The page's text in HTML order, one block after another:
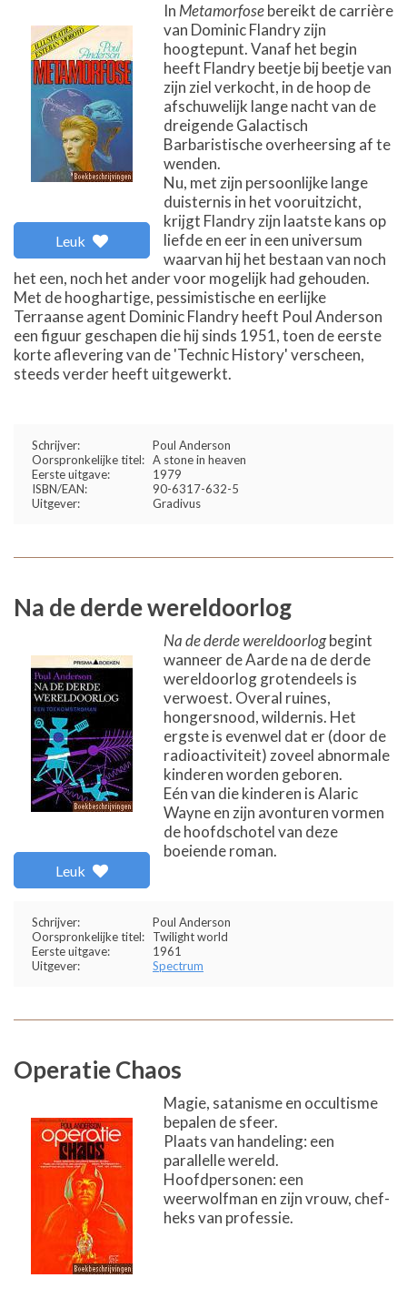
Leuk
In Metamorfosebereikt de carrière
van Dominic Flandry zijn
hoogtepunt. Vanaf het begin
heeft Flandry beetje bij beetje van
zijn ziel verkocht, in de hoop de
afschuwelijk lange nacht van de
dreigende Galactisch
Barbaristische overheersing af te
wenden.
Nu, met zijn persoonlijke lange
duisternis in het vooruitzicht,
krijgt Flandry zijn laatste kans op
liefde en eer in een universum
waarvan hij het bestaan van noch
het een, noch het ander voor mogelijk had gehouden.
Met de hooghartige, pessimistische en eerlijke
Terraanse agent Dominic Flandry heeft Poul Anderson
een figuur geschapen die hij sinds 1951, toen de eerste
korte aflevering van de 'Technic History' verscheen,
steeds verder heeft uitgewerkt.
Schrijver:
Poul Anderson
Oorspronkelijke titel: A stone in heaven
Eerste uitgave:
1979
ISBN/EAN:
90-6317-632-5
Uitgever:
Gradivus
Na de derde wereldoorlog
Leuk
Na de derde wereldoorlogbegint
wanneer de Aarde na de derde
wereldoorlog grotendeels is
verwoest. Overal ruines,
hongersnood, wildernis. Het
ergste is evenwel dat er (door de
radioactiviteit) zoveel abnormale
kinderen worden geboren.
Eén van die kinderen is Alaric
Wayne en zijn avonturen vormen
de hoofdschotel van deze
boeiende roman.
Schrijver:
Poul Anderson
Oorspronkelijke titel:
Twilight world
Eerste uitgave:
1961
Uitgever:
Spectrum
Operatie Chaos
Magie, satanisme en occultisme
bepalen de sfeer.
Plaats van handeling: een
parallelle wereld.
Hoofdpersonen: een
weerwolfman en zijn vrouw, chef-
heks van professie.